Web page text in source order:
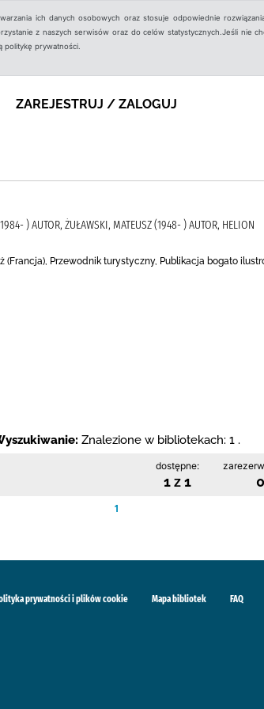
ich danych osobowych oraz stosuje odpowiednie
z naszych serwisów oraz do celów statystycznych.Jeśli nie
politykę prywatności.
ZAREJESTRUJ / ZALOGUJ
) AUTOR, ŻUŁAWSKI, MATEUSZ (1948- ) AUTOR, HELION
(Francja), Przewodnik turystyczny, Publikacja bogato
Znalezione w bibliotekach: 1 .
dostępne:
1 z 1 0
1
prywatności i plików cookie Mapa bibliotek FAQ